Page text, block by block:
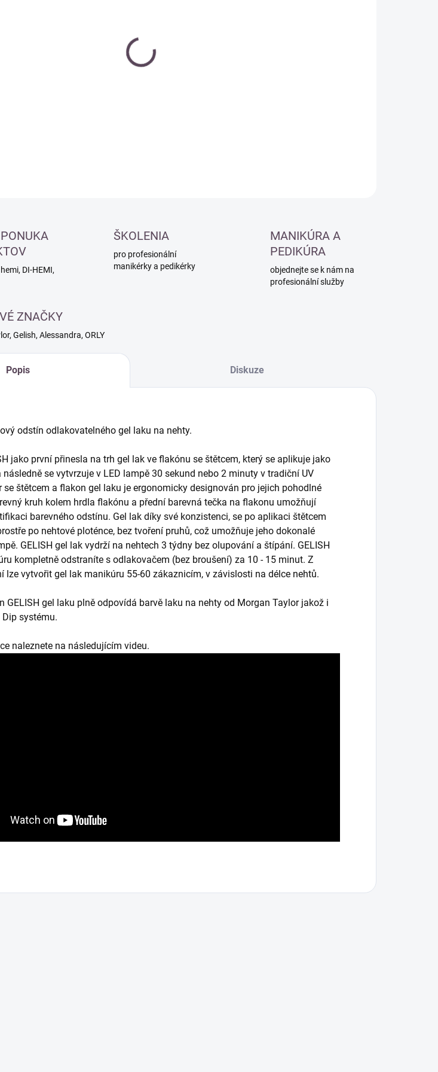
DI-HEMI,
ŠKOLENIA
pro profesionální
manikérky a pedikérky
MANIKÚRA A
PEDIKÚRA
objednejte se k nám na
profesionální služby
ZNAČKY
Gelish, Alessandra, ORLY
Popis Diskuze
odstín odlakovatelného gel laku na nehty.
jako první přinesla na trh gel lak ve flakónu se štětcem, který se aplikuje jako
následně se vytvrzuje v LED lampě 30 sekund nebo 2 minuty v tradiční UV
se štětcem a flakon gel laku je ergonomicky designován pro jejich pohodlné
kruh kolem hrdla flakónu a přední barevná tečka na flakonu umožňují
barevného odstínu. Gel lak díky své konzistenci, se po aplikaci štětcem
po nehtové ploténce, bez tvoření pruhů, což umožňuje jeho dokonalé
GELISH gel lak vydrží na nehtech 3 týdny bez olupování a štípání. GELISH
kompletně odstraníte s odlakovačem (bez broušení) za 10 - 15 minut. Z
lze vytvořit gel lak manikúru 55-60 zákaznicím, v závislosti na délce nehtů.
GELISH gel laku plně odpovídá barvě laku na nehty od Morgan Taylor jakož i
Dip systému.
naleznete na následujícím videu.